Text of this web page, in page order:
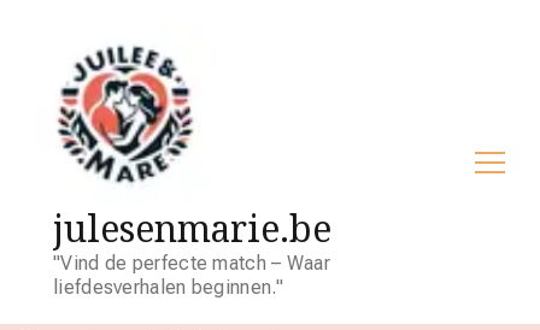
julesenmarie.be
"Vind de perfecte match – Waar
liefdesverhalen beginnen."